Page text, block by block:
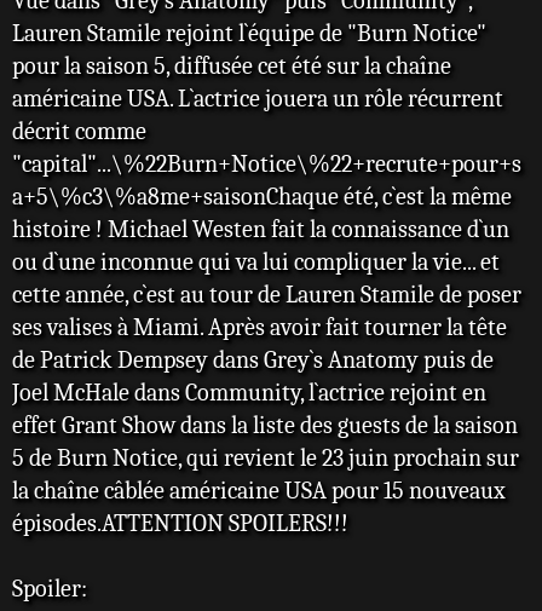
Lauren Stamile rejoint l`équipe de "Burn Notice"
pour la saison 5, diffusée cet été sur la chaîne
américaine USA. L`actrice jouera un rôle récurrent
décrit comme
"capital"...\%22Burn+Notice\%22+recrute+pour+s
a+5\%c3\%a8me+saisonChaque été, c`est la même
histoire ! Michael Westen fait la connaissance d`un
ou d`une inconnue qui va lui compliquer la vie... et
cette année, c`est au tour de Lauren Stamile de poser
ses valises à Miami. Après avoir fait tourner la tête
de Patrick Dempsey dans Grey`s Anatomy puis de
Joel McHale dans Community, l`actrice rejoint en
effet Grant Show dans la liste des guests de la saison
5 de Burn Notice, qui revient le 23 juin prochain sur
la chaîne câblée américaine USA pour 15 nouveaux
épisodes.ATTENTION SPOILERS!!!
Spoiler: